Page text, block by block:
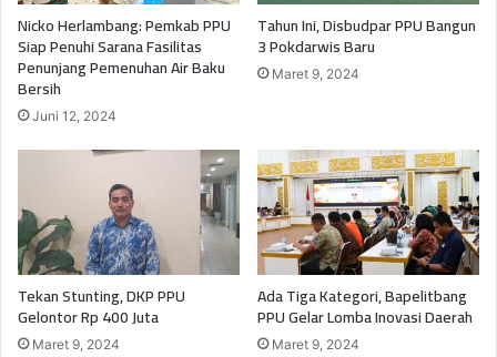
Nicko Herlambang: Pemkab PPU
Siap Penuhi Sarana Fasilitas
Penunjang Pemenuhan Air Baku
Bersih
Juni 12, 2024
Tahun Ini, Disbudpar PPU Bangun
3 Pokdarwis Baru
Maret 9, 2024
Tekan Stunting, DKP PPU
Gelontor Rp 400 Juta
Maret 9, 2024
Ada Tiga Kategori, Bapelitbang
PPU Gelar Lomba Inovasi Daerah
Maret 9, 2024